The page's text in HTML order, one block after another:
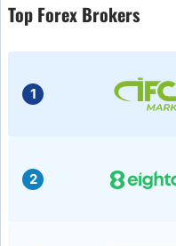
Top Forex Brokers
1
2